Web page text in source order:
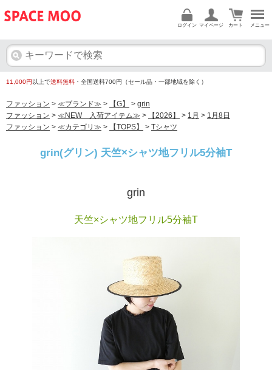
メニュー
カート
マイページ
ログイン
11,000円 以上で送料無料 ・全国送料700円（セール品・一部地域を除く）
ファッション > ≪ブランド≫ > 【G】 > grin
ファッション > ≪NEW 入荷アイテム≫ > 【2026】 > 1月 > 1月8日
ファッション > ≪カテゴリ≫ > 【TOPS】 > Tシャツ
grin(グリン) 天竺×シャツ地フリル5分袖T
grin
天竺×シャツ地フリル5分袖T